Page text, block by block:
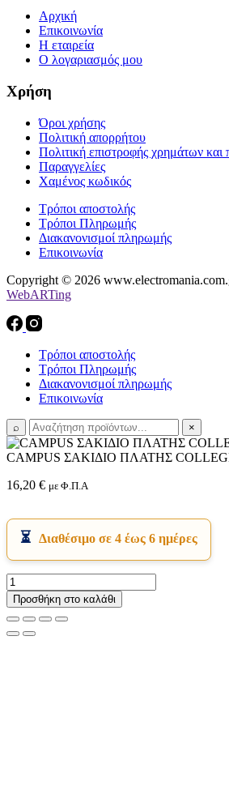
Αρχική
Επικοινωνία
Η εταιρεία
Ο λογαριασμός μου
Χρήση
Όροι χρήσης
Πολιτική απορρήτου
Πολιτική επιστροφής χρημάτων και
Παραγγελίες
Χαμένος κωδικός
Τρόποι αποστολής
Τρόποι Πληρωμής
Διακανονισμοί πληρωμής
Επικοινωνία
Copyright © 2026
WebARTing
Τρόποι αποστολής
Τρόποι Πληρωμής
Διακανονισμοί πληρωμής
Επικοινωνία
⌕ ×
CAMPUS ΣΑΚΙΔΙΟ ΠΛΑΤΗΣ
16,20 € με Φ.Π.Α
Διαθέσιμο σε 4 έως 6 ημέρες
CAMPUS
ΣΑΚΙΔΙΟ
ΠΛΑΤΗΣ
COLLEGE
20
Προσθήκη στο καλάθι